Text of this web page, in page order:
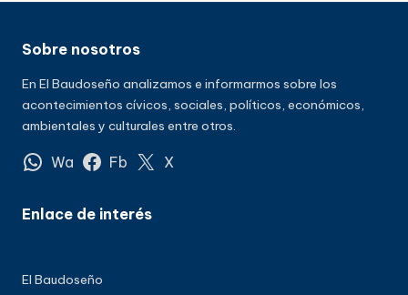
Sobre nosotros
En El Baudoseño analizamos e informarmos sobre los
acontecimientos cívicos, sociales, políticos, económicos,
ambientales y culturales entre otros.
Wa Fb X
Enlace de interés
El Baudoseño